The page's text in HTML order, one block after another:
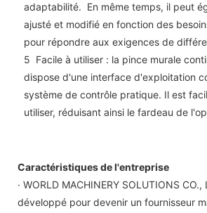
adaptabilité. En même temps, il peut
ajusté et modifié en fonction des
pour répondre aux exigences de
5 Facile à utiliser : la pince murale
dispose d'une interface d'exploitation
système de contrôle pratique. Il est
utiliser, réduisant ainsi le fardeau de
Caractéristiques de l'entreprise
· WORLD MACHINERY SOLUTIONS
développé pour devenir un fournisseur